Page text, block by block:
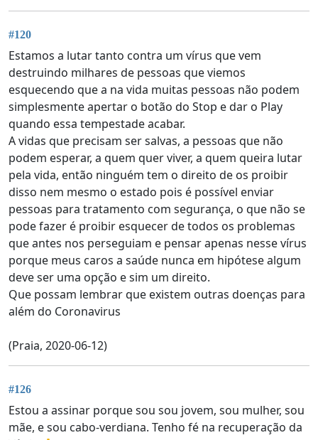
#120
Estamos a lutar tanto contra um vírus que vem
destruindo milhares de pessoas que viemos
esquecendo que a na vida muitas pessoas não podem
simplesmente apertar o botão do Stop e dar o Play
quando essa tempestade acabar.
A vidas que precisam ser salvas, a pessoas que não
podem esperar, a quem quer viver, a quem queira lutar
pela vida, então ninguém tem o direito de os proibir
disso nem mesmo o estado pois é possível enviar
pessoas para tratamento com segurança, o que não se
pode fazer é proibir esquecer de todos os problemas
que antes nos perseguiam e pensar apenas nesse vírus
porque meus caros a saúde nunca em hipótese algum
deve ser uma opção e sim um direito.
Que possam lembrar que existem outras doenças para
além do Coronavirus
(Praia, 2020-06-12)
#126
Estou a assinar porque sou sou jovem, sou mulher, sou
mãe, e sou cabo-verdiana. Tenho fé na recuperação da